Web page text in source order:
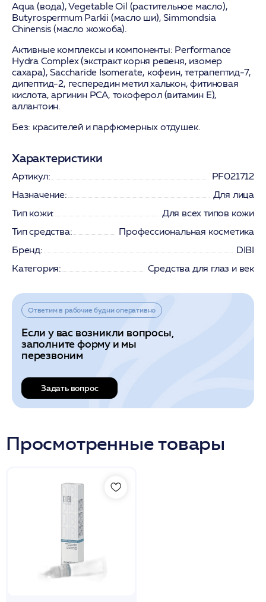
Aqua (вода), Vegetable Oil (растительное масло),
Butyrospermum Parkii (масло ши), Simmondsia
Chinensis (масло жожоба).
Активные комплексы и компоненты: Performance
Hydra Complex (экстракт корня ревеня, изомер
сахара), Saccharide Isomerate, кофеин, тетрапептид-7,
дипептид-2, геспередин метил халькон, фитиновая
кислота, аргинин PCA, токоферол (витамин E),
аллантоин.
Без: красителей и парфюмерных отдушек.
Характеристики
Артикул:
PF021712
Назначение:
Для лица
Тип кожи:
Для всех типов кожи
Тип средства:
Профессиональная косметика
Бренд:
DIBI
Категория:
Средства для глаз и век
Ответим в рабочие будни оперативно
Если у вас возникли вопросы,
заполните форму и мы
перезвоним
Задать вопрос
Просмотренные товары